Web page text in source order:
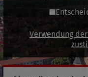
Verwendung